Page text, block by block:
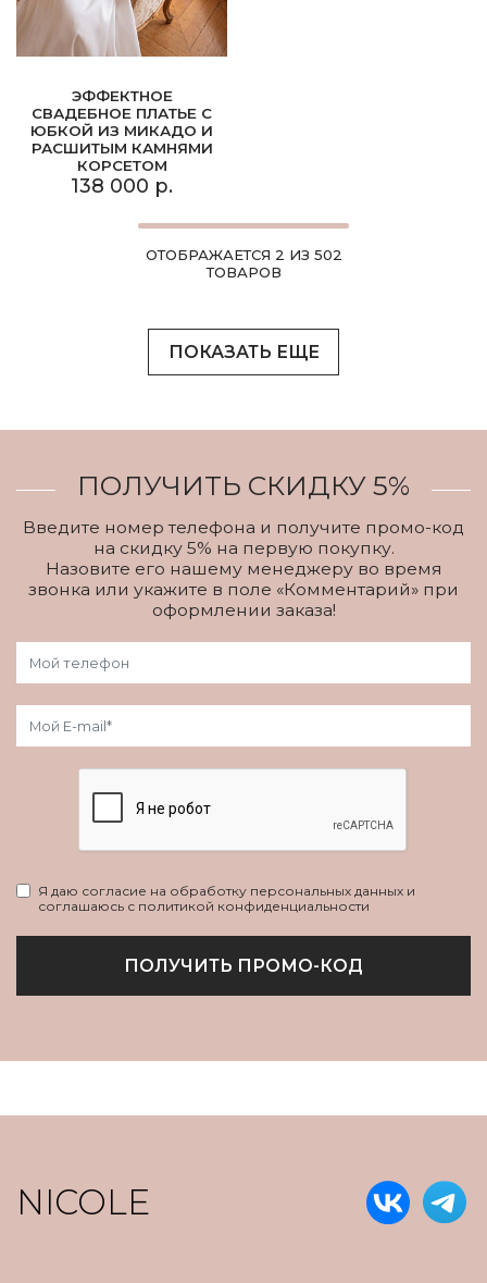
ЭФФЕКТНОЕ
СВАДЕБНОЕ ПЛАТЬЕ С
ЮБКОЙ ИЗ МИКАДО И
РАСШИТЫМ КАМНЯМИ
КОРСЕТОМ
138 000 р.
ОТОБРАЖАЕТСЯ 2 ИЗ 502
ТОВАРОВ
ПОКАЗАТЬ ЕЩЕ
ПОЛУЧИТЬ СКИДКУ 5%
Введите номер телефона и получите промо-код
на скидку 5% на первую покупку.
Назовите его нашему менеджеру во время
звонка или укажите в поле «Комментарий» при
оформлении заказа!
Я даю согласие на обработку персональных данных и
соглашаюсь с политикой конфиденциальности
ПОЛУЧИТЬ ПРОМО-КОД
NICOLE